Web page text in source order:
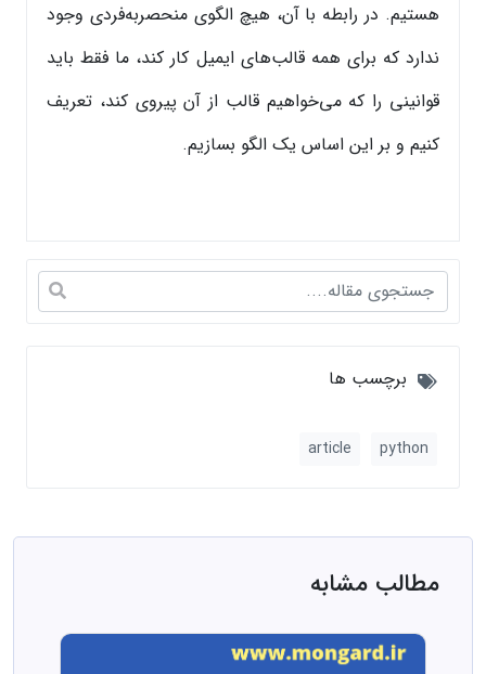
برچسب ها
python
article
هستیم. در رابطه با آن، هیچ الگوی منحصربه‌فردی وجود
ندارد که برای همه قالب‌های ایمیل کار کند، ما فقط باید
قوانینی را که می‌خواهیم قالب از آن پیروی کند، تعریف
کنیم و بر این اساس یک الگو بسازیم.
مطالب مشابه